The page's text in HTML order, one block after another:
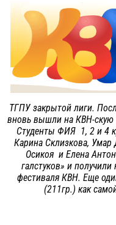
ТГПУ закрытой лиги.
вновь вышли на КВН-скую
Студенты ФИЯ 1, 2 и 4
Карина Склизкова,
Осикоя и Елена
галстуков» и
фестиваля КВН. Еще
(211гр.) как